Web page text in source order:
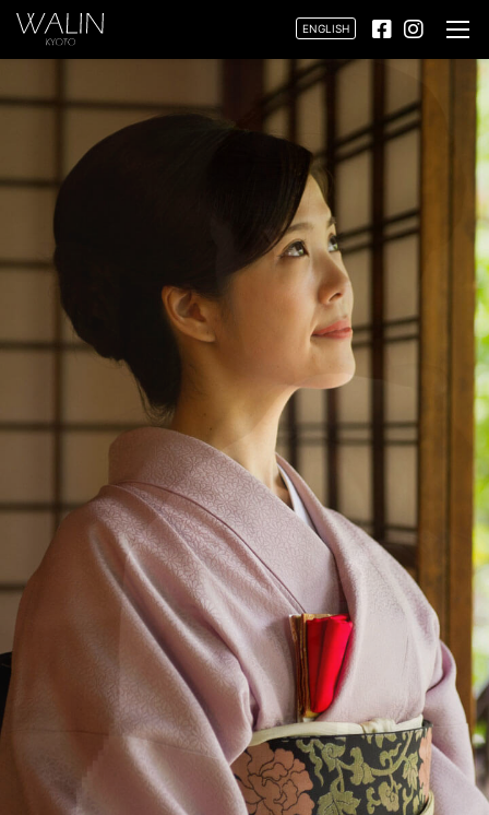
ENGLISH